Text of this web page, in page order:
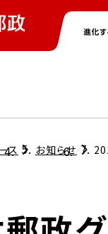
報トップ
家情報ト
ップ
リティト
ップ
ス お知らせ